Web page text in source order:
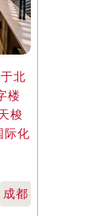
北
楼
梭
际化
成都